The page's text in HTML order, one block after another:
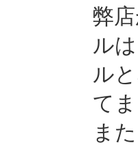
弊
ル
ル
て
ま